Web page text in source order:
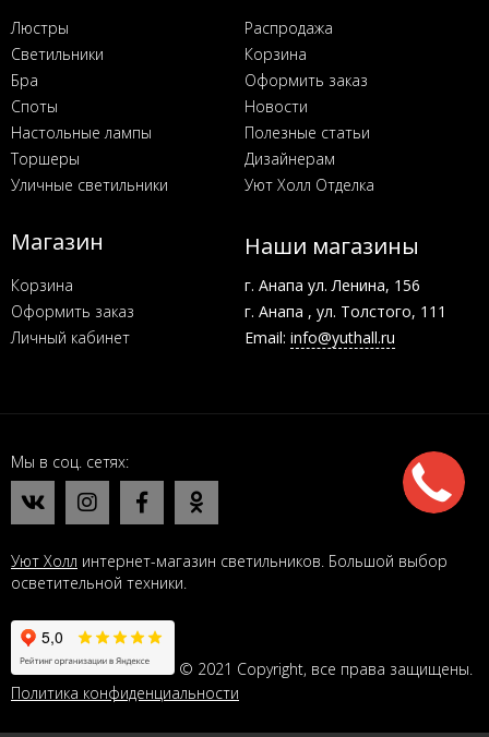
Люстры
Светильники
Бра
Споты
Настольные лампы
Торшеры
Уличные светильники
Распродажа
Корзина
Оформить заказ
Новости
Полезные статьи
Дизайнерам
Уют Холл Отделка
Магазин
Корзина
Оформить заказ
Личный кабинет
Наши магазины
г. Анапа ул. Ленина, 156
г. Анапа , ул. Толстого, 111
Email: info@yuthall.ru
Мы в соц. сетях
Уют Холл интернет-магазин светильников. Большой выбор
осветительной техники.
© 2021 Copyright, все права защищены.
Политика конфиденциальности